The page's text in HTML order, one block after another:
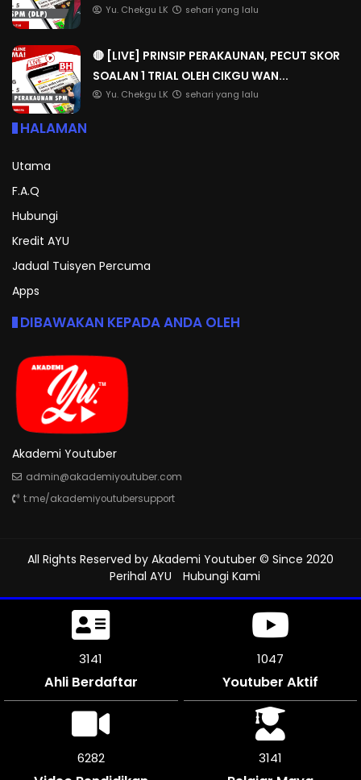
Yu. Chekgu LK sehari yang lalu
🔴 [LIVE] PRINSIP PERAKAUNAN, PECUT SKOR
SOALAN 1 TRIAL OLEH CIKGU WAN...
Yu. Chekgu LK sehari yang lalu
HALAMAN
Utama
F.A.Q
Hubungi
Kredit AYU
Jadual Tuisyen Percuma
Apps
DIBAWAKAN KEPADA ANDA OLEH
Akademi Youtuber
admin@akademiyoutuber.com
t.me/akademiyoutubersupport
All Rights Reserved by Akademi Youtuber © Since 2020
Perihal AYU
Hubungi Kami
3498
Ahli Berdaftar
1166
Youtuber Aktif
6996 3498